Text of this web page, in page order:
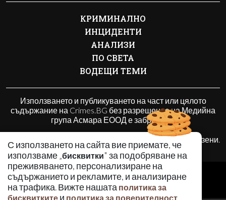
С използването на сайта вие приемате, че
използваме „бисквитки" за подобряване на
преживяването, персонализиране на
съдържанието и рекламите, и анализиране
на трафика. Вижте нашата политика за
бисквитките и политика за поверителност
КРИМИНАЛНО
ИНЦИДЕНТИ
АНАЛИЗИ
ПО СВЕТА
ВОДЕЩИ ТЕМИ
Използването и публикуването на част или цялото
съдържание на Crimes.BG без разрешение на Медийна
група Асмара ЕООД е забранено.
© 2010 - 2026 | Crimes.BG. Всички права запазени.
РЕКЛАМА
КОНТАКТИ
ОБЩИ УСЛОВИЯ